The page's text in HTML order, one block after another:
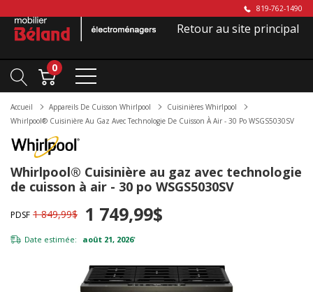
819-762-1490
Retour au site principal
0
Accueil Appareils De Cuisson Whirlpool
Cuisinières Whirlpool
Whirlpool® Cuisinière Au Gaz Avec Technologie De Cuisson À Air - 30 Po WSGS5030SV
Whirlpool® Cuisinière au gaz avec technologie
de cuisson à air - 30 po WSGS5030SV
PDSF 1 849,99$ 1 749,99$
Date estimée: août 21, 2026*